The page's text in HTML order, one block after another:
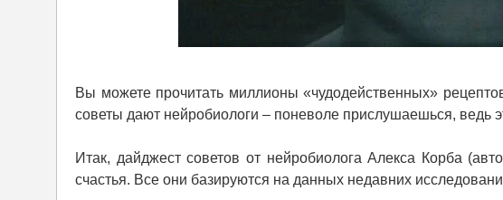
Вы можете прочитать миллионы «чудодейственных»
советы дают нейробиологи – поневоле прислушаешься, ведь
Итак, дайджест советов от нейробиолога Алекса Корба
счастья. Все они базируются на данных недавних